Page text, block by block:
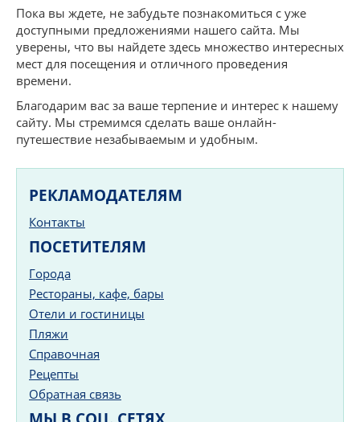
УСЛУГИ
Пока вы ждете, не забудьте познакомиться с уже
доступными предложениями нашего сайта. Мы
уверены, что вы найдете здесь множество интересных
мест для посещения и отличного проведения
времени.
Благодарим вас за ваше терпение и интерес к нашему
сайту. Мы стремимся сделать ваше онлайн-
путешествие незабываемым и удобным.
РЕКЛАМОДАТЕЛЯМ
Контакты
ПОСЕТИТЕЛЯМ
Города
Рестораны, кафе, бары
Отели и гостиницы
Пляжи
Справочная
Рецепты
Обратная связь